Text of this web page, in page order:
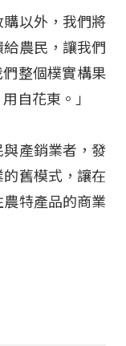
以外，我們將
農民，讓我們
整個樸實構果
自花東。」
產銷業者，發
舊模式，讓在
特產品的商業